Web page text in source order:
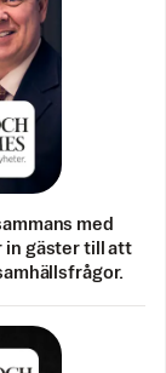
med
in gäster till att